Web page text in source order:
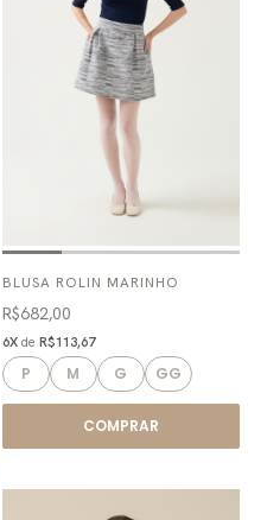
BLUSA ROLIN MARINHO
R$682,00
6X de R$113,67
P M G GG
COMPRAR